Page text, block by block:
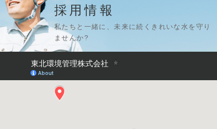
採用情報
私たちと一緒に、未来に続くきれいな水を守り
ませんか?